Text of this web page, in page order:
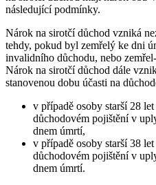
následující podmínky.
Nárok na sirotčí důchod vzniká
tehdy, pokud byl zemřelý ke dni
invalidního důchodu, nebo
Nárok na sirotčí důchod dále
stanovenou dobu účasti na
v případě osoby starší 28 let
důchodovém pojištění v
dnem úmrtí,
v případě osoby starší38 let
důchodovém pojištění v
dnem úmrtí.